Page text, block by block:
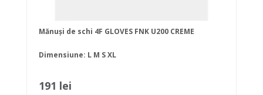
Mănuși de schi 4F GLOVES FNK U200 CREME
Dimensiune: L M SXL
191 lei